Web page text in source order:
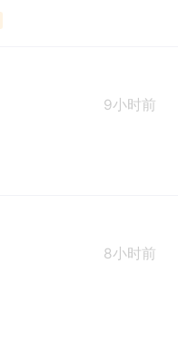
9小时前
8小时前